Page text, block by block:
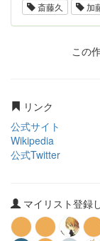
斎藤久
加
この
リンク
公式サイト
Wikipedia
公式Twitter
マイリスト登録